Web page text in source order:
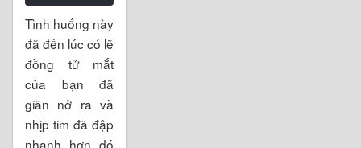
Tình huống này
đã đến lúc có lẽ
đồng tử mắt
của bạn đã
giãn nở ra và
nhịp tim đã đập
nhanh hơn đó